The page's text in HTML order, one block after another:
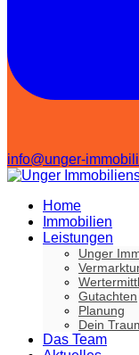
info@unger-
Home
Immobilien
Leistungen
Unger
Gutachten
Planung
Dein
Das Team